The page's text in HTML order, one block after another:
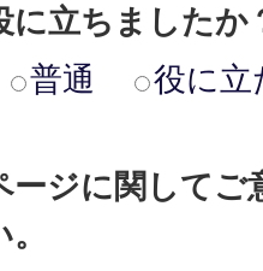
に立ちましたか
普通 役に立
ージに関してご